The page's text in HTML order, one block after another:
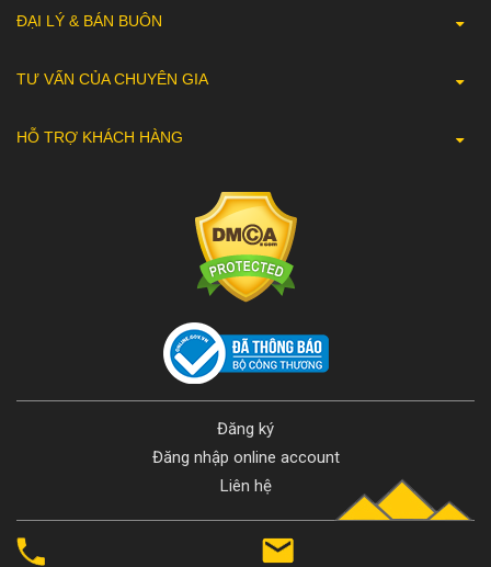
ĐẠI LÝ & BÁN BUÔN
TƯ VẤN CỦA CHUYÊN GIA
HỖ TRỢ KHÁCH HÀNG
Đăng ký
Đăng nhập online account
Liên hệ